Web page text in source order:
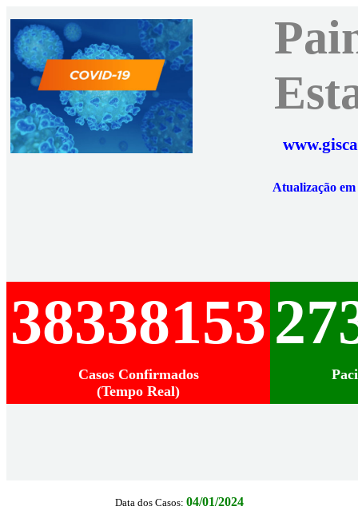
Atualização
38338153
Casos Confirmados
(Tempo Real)
Data dos Casos: 04/01/2024